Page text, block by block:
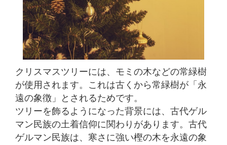
クリスマスツリーには、モミの木などの常緑樹
が使用されます。これは古くから常緑樹が「永
遠の象徴」とされるためです。
ツリーを飾るようになった背景には、古代ゲル
マン民族の土着信仰に関わりがあります。古代
ゲルマン民族は、寒さに強い樫の木を永遠の象